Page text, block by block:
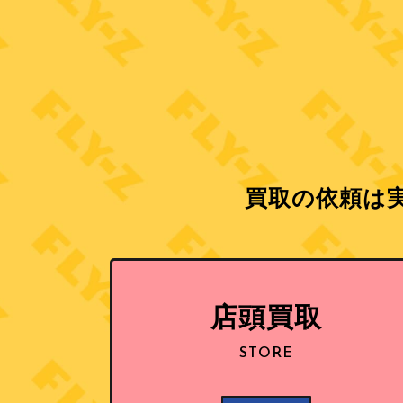
買取の依頼は
店頭買取
STORE